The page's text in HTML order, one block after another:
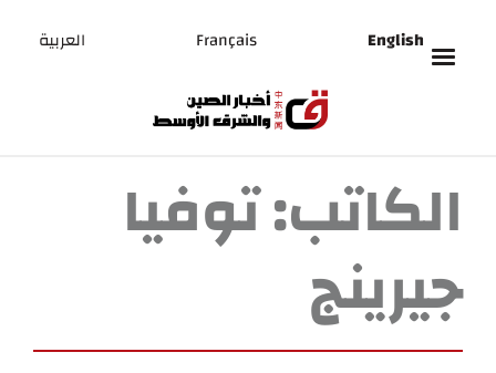
English
Français العربية
الكاتب:توفيا
جيرينج